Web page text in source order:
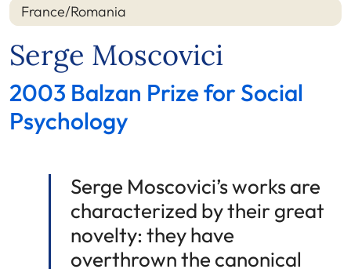
France/Romania
Serge Moscovici
2003 Balzan Prize for Social
Psychology
Serge Moscovici’s works are
characterized by their great
novelty: they have
overthrown the canonical